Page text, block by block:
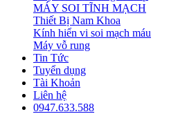
MÁY SOI TĨNH MẠCH
Thiết Bị Nam Khoa
Kính hiển vi soi mạch máu
Máy vỗ rung
Tin Tức
Tuyển dụng
Tài Khoản
Liên hệ
0947.633.588